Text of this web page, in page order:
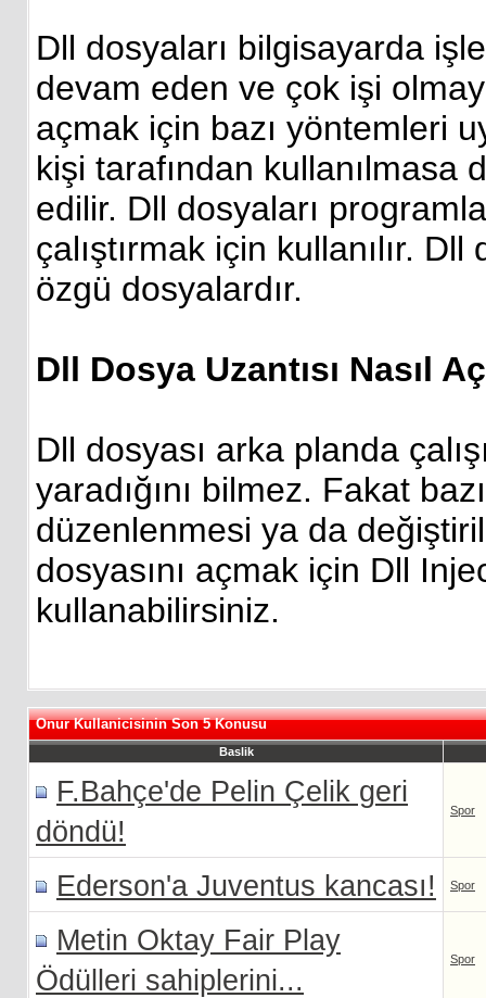
Dll dosyaları bilgisayarda
devam eden ve çok işi
açmak için bazı yöntemleri
kişi tarafından kullanılmasa
edilir. Dll dosyaları
çalıştırmak için kullanılır.
özgü dosyalardır.
Dll Dosya Uzantısı Nasıl
Dll dosyası arka planda
yaradığını bilmez. Fakat
düzenlenmesi ya da
dosyasını açmak için Dll
kullanabilirsiniz.
Onur Kullanicisinin Son 5 Konusu
Baslik
F.Bahçe'de Pelin Çelik geri
döndü!
Spor
Ederson'a Juventus kancası! Spor
Metin Oktay Fair Play
Ödülleri sahiplerini...
Spor